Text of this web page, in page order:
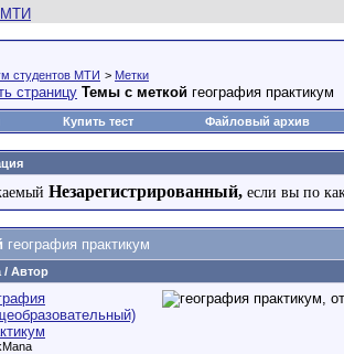
студентов МТИ > Метки
Темы с меткой география практикум
Купить тест Файловый архив
Незарегистрированный, если вы по
география практикум
/ Автор